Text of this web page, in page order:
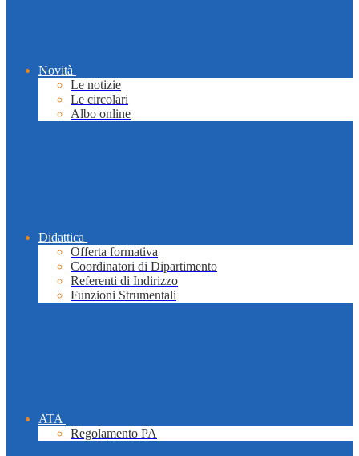
Novità
Le notizie
Le circolari
Albo online
Didattica
Offerta formativa
Coordinatori di Dipartimento
Referenti di Indirizzo
Funzioni Strumentali
ATA
Regolamento PA